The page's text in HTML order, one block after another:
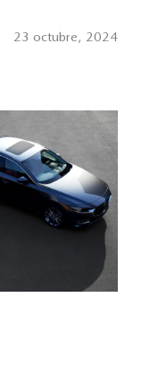
23 octubre, 2024